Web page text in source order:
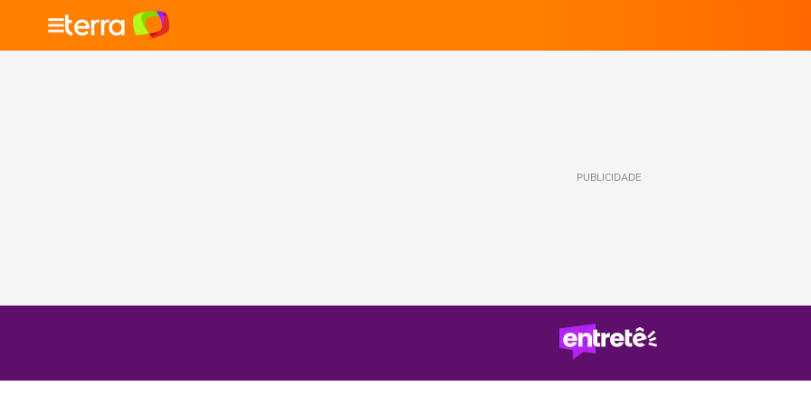
PUBLICIDADE